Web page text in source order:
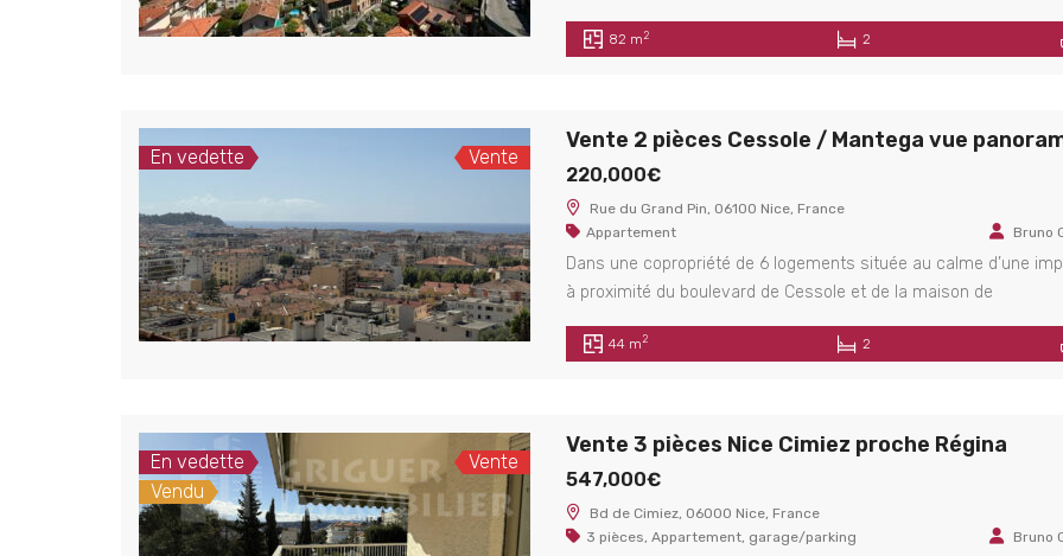
proximité d’école primaire, et ligne de bus et petit commerce, bel
82 m 2 2
En vedette Vente
220,000€
Rue du Grand Pin, 06100 Nice, France
Appartement
Bruno
Dans une copropriété de 6 logements située au calme d’une
à proximité du boulevard de Cessole et de la maison de
sans ascenseur. L’appartement de 42.78 m² carrez + 28 m² hors
44 m 2 2
En vedette
Vendu
Vente
Vente 3 pièces Nice Cimiez proche Régina
547,000€
Bd de Cimiez, 06000 Nice, France
3 pièces Appartement garage/parking Bruno